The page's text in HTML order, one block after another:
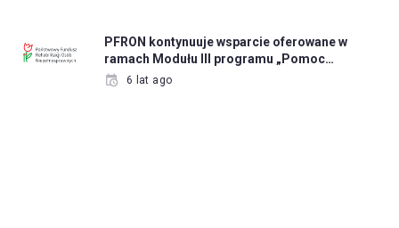
PFRON kontynuuje wsparcie oferowane w
ramach Modułu III programu „Pomoc…
6 lat ago